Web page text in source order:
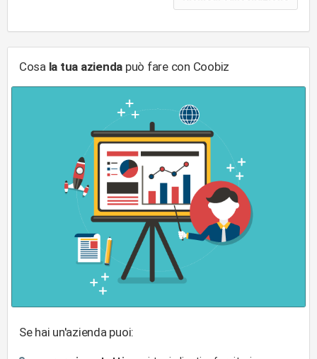
Cosa la tua azienda può fare con Coobiz
Se hai un'azienda puoi: